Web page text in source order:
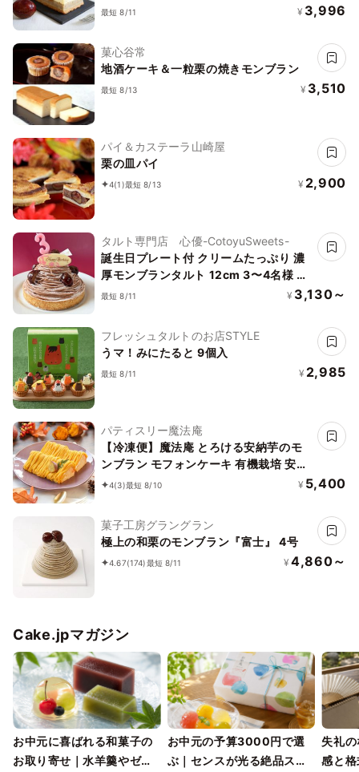
最短 8/11 ¥ 3,996
菓心谷常
地酒ケーキ＆一粒栗の焼きモンブラン
最短 8/13 ¥ 3,510
パイ＆カステーラ山崎屋
栗の皿パイ
4(1)最短 8/13 ¥ 2,900
タルト専門店 心優-CotoyuSweets-
誕生日プレート付 クリームたっぷり 濃
厚モンブランタルト 12cm 3〜4名様 即
日出荷 お届け指定可 お取り寄せ 誕生日
最短 8/11 ¥ 3,130～
フレッシュタルトのお店STYLE
うマ！みにたると 9個入
最短 8/11 ¥ 2,985
パティスリー魔法庵
【冷凍便】魔法庵 とろける安納芋のモ
ンブラン モフォンケーキ 有機栽培 安納
芋ペースト
4(3)最短 8/10 ¥ 5,400
菓子工房グラングラン
極上の和栗のモンブラン『富士』 4号
4.67(174)最短 8/11 ¥ 4,860～
Cake.jpマガジン
お中元に喜ばれる和菓子の
お取り寄せ｜水羊羹やゼリ
お中元の予算3000円で選
ぶ｜センスが光る絶品スイ
失礼
感と